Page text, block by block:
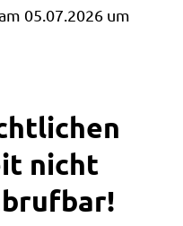
05.07.2026 um
nicht